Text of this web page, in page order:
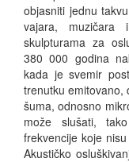
objasniti jednu
vajara,
skulpturama za
380 000 godina
kada je svemir
trenutku emitovano,
šuma, odnosno
može slušati,
frekvencije koje
Akustičko